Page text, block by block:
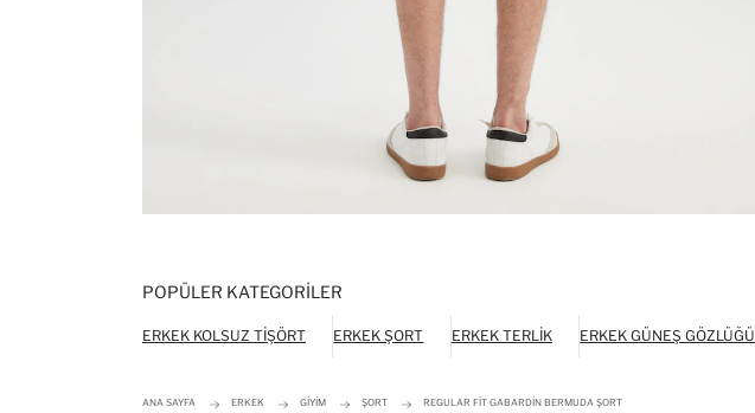
POPÜLER KATEGORILER
ERKEK KOLSUZ TIŞÖRT ERKEK ŞORT ERKEK TERLIK ERKEK GÜNEŞ GÖZLÜĞÜ
ANA SAYFA ERKEK GIYIM ŞORT REGULAR FIT GABARDIN BERMUDA ŞORT